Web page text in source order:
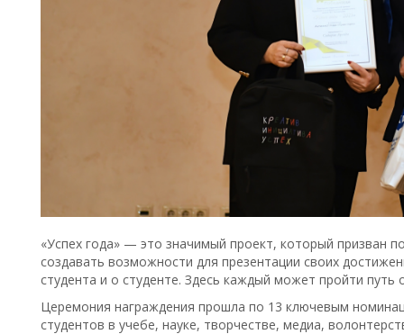
«Успех года» — это значимый проект, который призван
создавать возможности для презентации своих
студента и о студенте. Здесь каждый может пройти путь
Церемония награждения прошла по 13 ключевым
студентов в учебе, науке, творчестве, медиа,